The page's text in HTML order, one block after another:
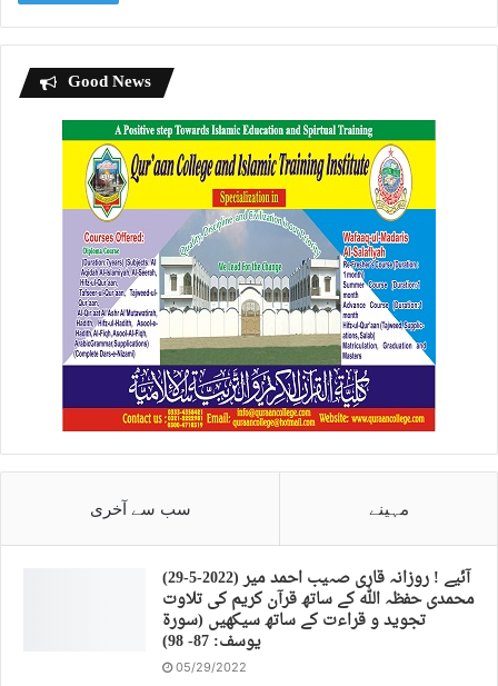
Good News
سب سے آخری مہینے
(29-5-2022) آئیے ! روزانہ قاری صہیب احمد میر
محمدی حفظہ اللہ کے ساتھ قرآن کریم کی تلاوت
تجوید و قراءت کے ساتھ سیکھیں (سورة
يوسف: 87- 98)
05/29/2022